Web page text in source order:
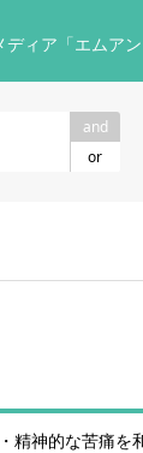
ィア「エムアン
and
or
神的な苦痛